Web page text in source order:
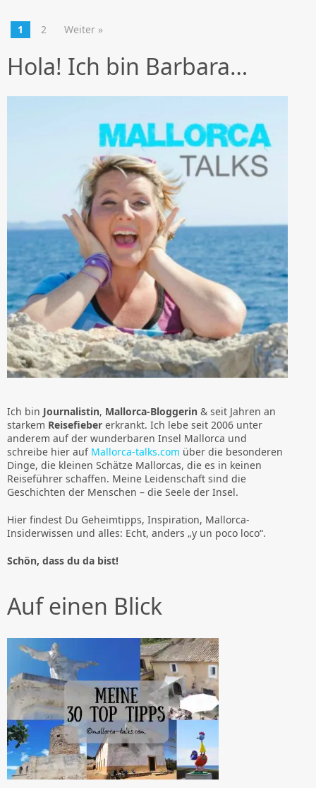
1 2 Weiter »
Hola! Ich bin Barbara…
Ich bin Journalistin, Mallorca-Bloggerin & seit Jahren an
starkem Reisefieber erkrankt. Ich lebe seit 2006 unter
anderem auf der wunderbaren Insel Mallorca und
schreibe hier auf Mallorca-talks.com über die besonderen
Dinge, die kleinen Schätze Mallorcas, die es in keinen
Reiseführer schaffen. Meine Leidenschaft sind die
Geschichten der Menschen – die Seele der Insel.
Hier findest Du Geheimtipps, Inspiration, Mallorca-
Insiderwissen und alles: Echt, anders „y un poco loco“.
Schön, dass du da bist!
Auf einen Blick